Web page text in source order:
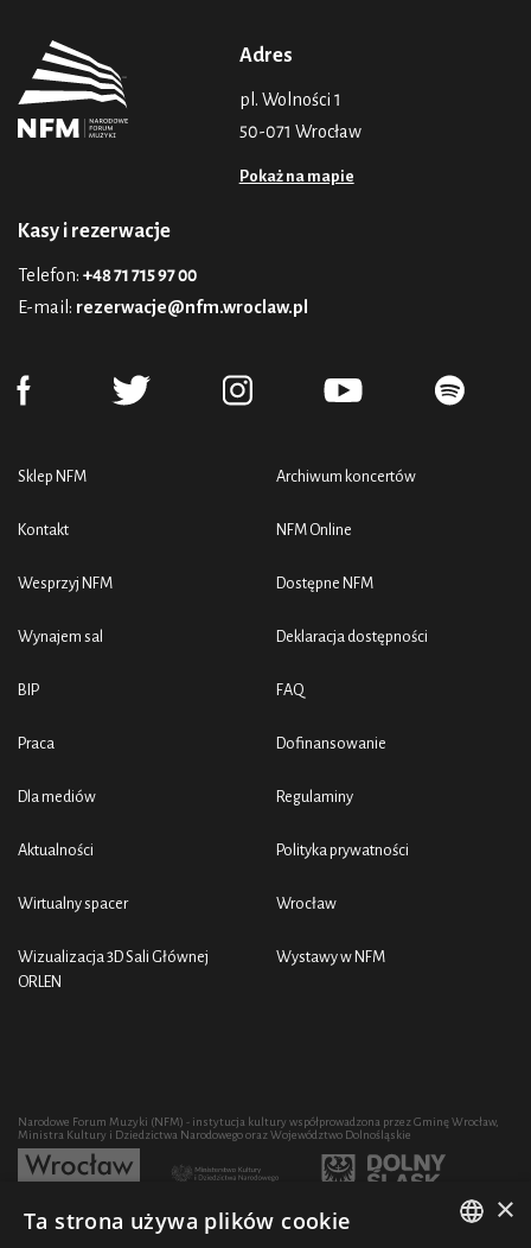
Adres
pl. Wolności 1
50-071 Wrocław
Pokaż na mapie
Kasy i rezerwacje
Telefon: +48 71 715 97 00
E-mail: rezerwacje@nfm.wroclaw.pl
Sklep NFM
Kontakt
Wesprzyj NFM
Wynajem sal
BIP
Praca
Dla mediów
Aktualności
Wirtualny spacer
Wizualizacja 3D Sali Głównej
ORLEN
Archiwum koncertów
NFM Online
Dostępne NFM
Deklaracja dostępności
FAQ
Dofinansowanie
Regulaminy
Polityka prywatności
Wrocław
Wystawy w NFM
Narodowe Forum Muzyki (NFM) - instytucja kultury współprowadzona przez Gminę Wrocław,
Ministra Kultury i Dziedzictwa Narodowego oraz Województwo Dolnośląskie
Rozwój działalności artystycznej i edukacyjnej NFM poprzez zakup sprzętu współfinansowany
×
Ta strona używa plików cookie